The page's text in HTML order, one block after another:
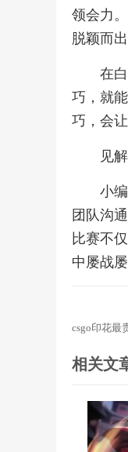
领会力
脱颖而出
在
巧，就
巧，会
见
小
团队沟
比赛不
中屡战
csgo印花最
相关文